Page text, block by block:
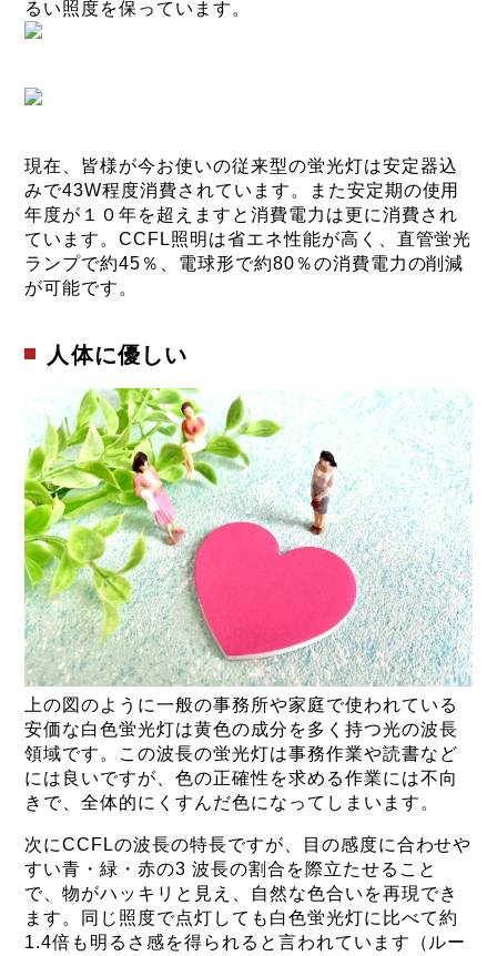
るい照度を保っています。
現在、皆様が今お使いの従来型の蛍光灯は安定器込
みで43W程度消費されています。また安定期の使用
年度が１０年を超えますと消費電力は更に消費され
ています。CCFL照明は省エネ性能が高く、直管蛍光
ランプで約45％、電球形で約80％の消費電力の削減
が可能です。
人体に優しい
上の図のように一般の事務所や家庭で使われている
安価な白色蛍光灯は黄色の成分を多く持つ光の波長
領域です。この波長の蛍光灯は事務作業や読書など
には良いですが、色の正確性を求める作業には不向
きで、全体的にくすんだ色になってしまいます。
次にCCFLの波長の特長ですが、目の感度に合わせや
すい青・緑・赤の3 波長の割合を際立たせること
で、物がハッキリと見え、自然な色合いを再現でき
ます。同じ照度で点灯しても白色蛍光灯に比べて約
1.4倍も明るさ感を得られると言われています（ルー